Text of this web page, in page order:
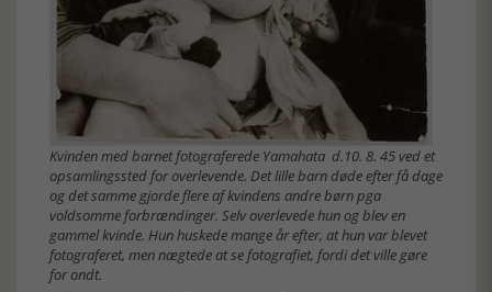
Kvinden med barnet fotograferede Yamahata d.10. 8. 45 ved et
opsamlingssted for overlevende. Det lille barn døde efter få dage
og det samme gjorde flere af kvindens andre børn pga
voldsomme forbrændinger. Selv overlevede hun og blev en
gammel kvinde. Hun huskede mange år efter, at hun var blevet
fotograferet, men nægtede at se fotografiet, fordi det ville gøre
for ondt.